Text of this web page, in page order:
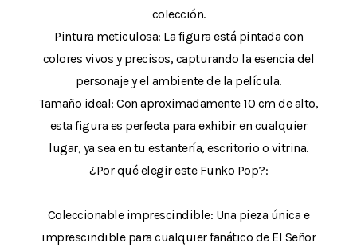
colección.
Pintura meticulosa: La figura está pintada con
colores vivos y precisos, capturando la esencia del
personaje y el ambiente de la película.
Tamaño ideal: Con aproximadamente 10 cm de alto,
esta figura es perfecta para exhibir en cualquier
lugar, ya sea en tu estantería, escritorio o vitrina.
¿Por qué elegir este Funko Pop?:
Coleccionable imprescindible: Una pieza única e
imprescindible para cualquier fanático de El Señor